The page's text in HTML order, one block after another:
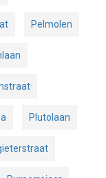
Pelmolen
Plutolaan